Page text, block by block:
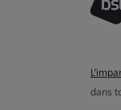
dans